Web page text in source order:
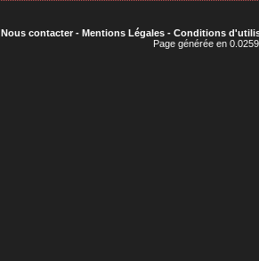
Nous contacter- Mentions Légales- Conditions
Page générée en